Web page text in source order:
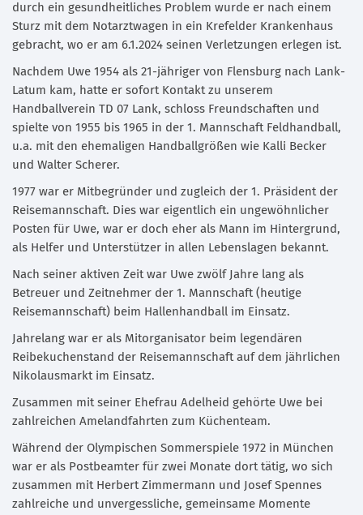
durch ein gesundheitliches Problem wurde er nach einem
Sturz mit dem Notarztwagen in ein Krefelder Krankenhaus
gebracht, wo er am 6.1.2024 seinen Verletzungen erlegen ist.
Nachdem Uwe 1954 als 21-jähriger von Flensburg nach Lank-
Latum kam, hatte er sofort Kontakt zu unserem
Handballverein TD 07 Lank, schloss Freundschaften und
spielte von 1955 bis 1965 in der 1. Mannschaft Feldhandball,
u.a. mit den ehemaligen Handballgrößen wie Kalli Becker
und Walter Scherer.
1977 war er Mitbegründer und zugleich der 1. Präsident der
Reisemannschaft. Dies war eigentlich ein ungewöhnlicher
Posten für Uwe, war er doch eher als Mann im Hintergrund,
als Helfer und Unterstützer in allen Lebenslagen bekannt.
Nach seiner aktiven Zeit war Uwe zwölf Jahre lang als
Betreuer und Zeitnehmer der 1. Mannschaft (heutige
Reisemannschaft) beim Hallenhandball im Einsatz.
Jahrelang war er als Mitorganisator beim legendären
Reibekuchenstand der Reisemannschaft auf dem jährlichen
Nikolausmarkt im Einsatz.
Zusammen mit seiner Ehefrau Adelheid gehörte Uwe bei
zahlreichen Amelandfahrten zum Küchenteam.
Während der Olympischen Sommerspiele 1972 in München
war er als Postbeamter für zwei Monate dort tätig, wo sich
zusammen mit Herbert Zimmermann und Josef Spennes
zahlreiche und unvergessliche, gemeinsame Momente